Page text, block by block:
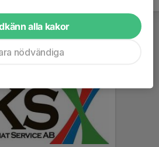
alla kakor
nödvändiga